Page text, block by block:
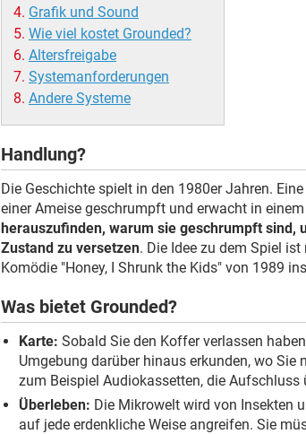
Grafik und Sound
Wie viel kostet Grounded?
Altersfreigabe
Systemanforderungen
Andere Systeme
Handlung?
Die Geschichte spielt in den 1980er Jahren.
einer Ameise geschrumpft und erwacht in
herauszufinden, warum sie geschrumpft sind,
Zustand zu versetzen. Die Idee zu dem Spiel
Komödie "Honey, I Shrunk the Kids" von 1989
Was bietet Grounded?
Karte: Sobald Sie den Koffer verlassen
Umgebung darüber hinaus erkunden, wo Sie
zum Beispiel Audiokassetten, die Aufschluss
Überleben: Die Mikrowelt wird von Insekten
auf jede erdenkliche Weise angreifen. Sie